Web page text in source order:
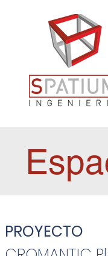
PROYECTO